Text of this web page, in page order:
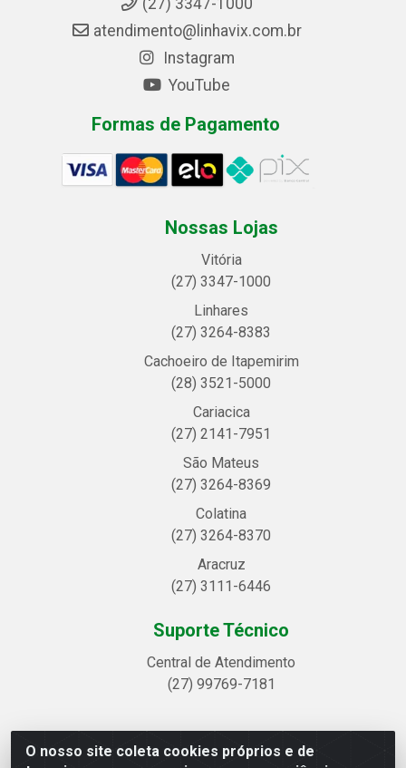
O nosso site coleta cookies próprios e de
atendimento@linhavix.com.br
Instagram
YouTube
Formas de Pagamento
Nossas Lojas
Vitória
(27) 3347-1000
Linhares
(27) 3264-8383
Cachoeiro de Itapemirim
(28) 3521-5000
Cariacica
(27) 2141-7951
São Mateus
(27) 3264-8369
Colatina
(27) 3264-8370
Aracruz
(27) 3111-6446
Suporte Técnico
Central de Atendimento
(27) 99769-7181
Linhavix Distribuidora LTDA - Avenida Alegre, 2521 -